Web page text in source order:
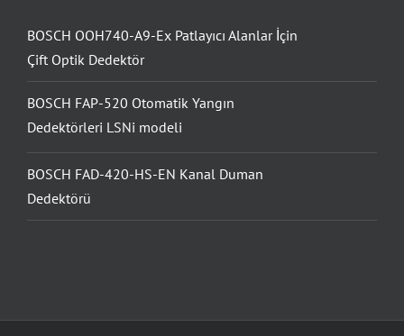
BOSCH OOH740-A9-Ex Patlayıcı Alanlar İçin
Çift Optik Dedektör
BOSCH FAP-520 Otomatik Yangın
Dedektörleri LSNi modeli
BOSCH FAD-420-HS-EN Kanal Duman
Dedektörü